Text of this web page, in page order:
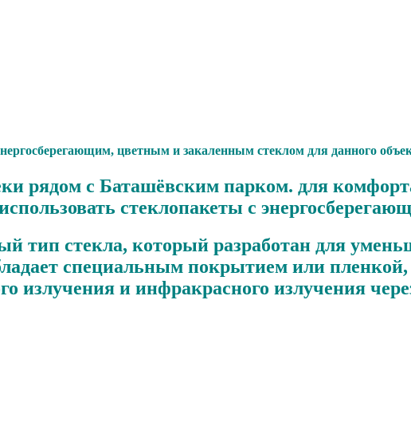
цветным и закаленным стеклом для данного
рядом с Баташёвским парком. для
стеклопакеты с
тип стекла, который разработан для
специальным покрытием или
излучения и инфракрасного излучения